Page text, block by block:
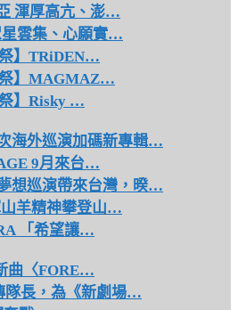
渾厚高亢、澎…
雲集、心願實…
祭】TRiDEN…
祭】MAGMAZ…
祭】Risky …
海外巡演加碼新專輯…
9月來台…
想巡演帶來台灣，暌…
山羊精神攀登山…
「希望讓…
曲〈FORE…
隊長，為《新劇場…